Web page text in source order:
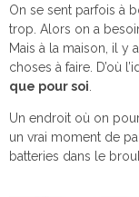
On se sent parfois à
trop. Alors on a
Mais à la maison, il y
choses à faire. D’où
que pour soi
Un endroit où on
un vrai moment de
batteries dans le